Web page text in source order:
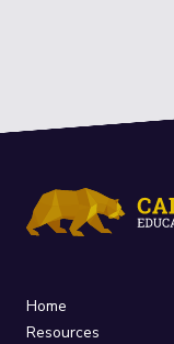
Home
Resources